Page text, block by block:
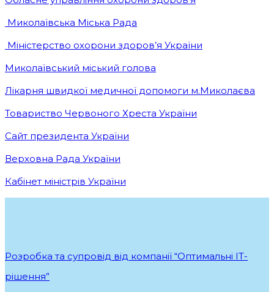
Миколаївська Міська Рада
Міністерство охорони здоров’я України
Миколаївський міський голова
Лікарня швидкої медичної допомоги м.Миколаєва
Товариство Червоного Хреста України
Сайт президента України
Верховна Рада України
Кабінет міністрів України
Розробка та супровід від компанії “Оптимальні ІТ-
рішення”.